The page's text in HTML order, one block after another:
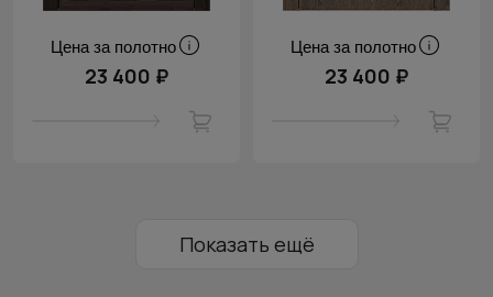
Цена за полотно
23 400 ₽
Цена за полотно
23 400 ₽
Показать ещё